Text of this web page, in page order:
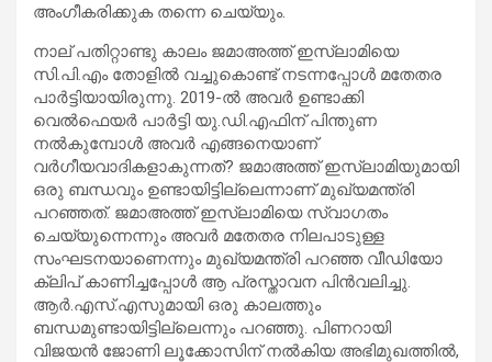
അംഗീകരിക്കുക തന്നെ ചെയ്യും.
നാല് പതിറ്റാണ്ടു കാലം ജമാഅത്ത് ഇസ്ലാമിയെ
സി.പി.എം തോളില്‍ വച്ചുകൊണ്ട് നടന്നപ്പോള്‍ മതേതര
പാര്‍ട്ടിയായിരുന്നു. 2019-ല്‍ അവര്‍ ഉണ്ടാക്കി
വെല്‍ഫെയര്‍ പാര്‍ട്ടി യു.ഡി.എഫിന് പിന്തുണ
നല്‍കുമ്പോള്‍ അവര്‍ എങ്ങനെയാണ്
വര്‍ഗീയവാദികളാകുന്നത്? ജമാഅത്ത് ഇസ്ലാമിയുമായി
ഒരു ബന്ധവും ഉണ്ടായിട്ടില്ലെന്നാണ് മുഖ്യമന്ത്രി
പറഞ്ഞത്. ജമാഅത്ത് ഇസ്ലാമിയെ സ്വാഗതം
ചെയ്യുന്നെന്നും അവര്‍ മതേതര നിലപാടുള്ള
സംഘടനയാണെന്നും മുഖ്യമന്ത്രി പറഞ്ഞ വീഡിയോ
ക്ലിപ് കാണിച്ചപ്പോള്‍ ആ പ്രസ്താവന പിന്‍വലിച്ചു.
ആര്‍.എസ്.എസുമായി ഒരു കാലത്തും
ബന്ധമുണ്ടായിട്ടില്ലെന്നും പറഞ്ഞു. പിണറായി
വിജയന്‍ ജോണി ലൂക്കോസിന് നല്‍കിയ അഭിമുഖത്തില്‍,